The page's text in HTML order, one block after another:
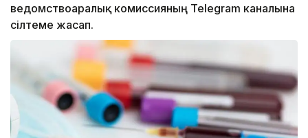
ведомствоаралық комиссияның Telegram каналына
сілтеме жасап.